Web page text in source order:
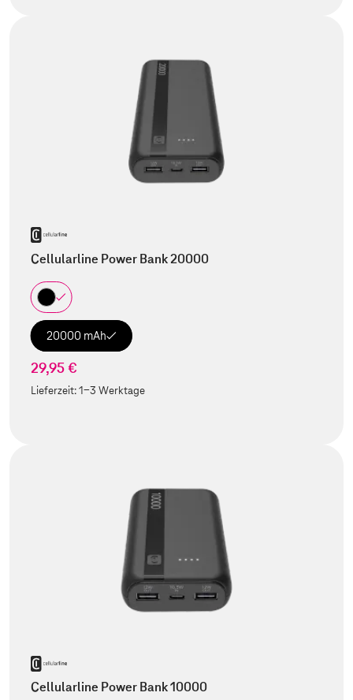
Cellularline Power Bank 20000
20000 mAh
29,95 €
Lieferzeit:1-3 Werktage
Cellularline Power Bank 10000